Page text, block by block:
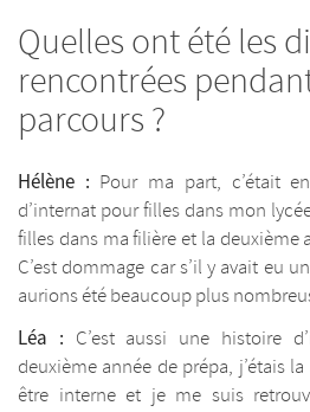
Quelles ont été les
rencontrées
parcours ?
Hélène : Pour ma part, c’était
d’internat pour filles dans mon
filles dans ma filière et la deuxième
C’est dommage car s’il y avait eu
aurions été beaucoup plus
Léa : C’est aussi une histoire
deuxième année de prépa, j’étais
être interne et je me suis